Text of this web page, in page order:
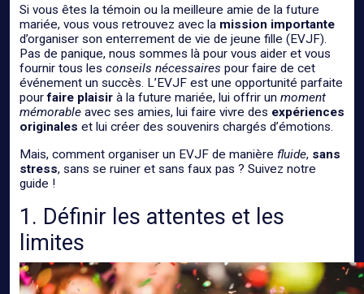
Si vous êtes la témoin ou la meilleure amie de la future
mariée, vous vous retrouvez avec la mission importante
d’organiser son enterrement de vie de jeune fille (EVJF).
Pas de panique, nous sommes là pour vous aider et vous
fournir tous les conseils nécessaires pour faire de cet
événement un succès. L’EVJF est une opportunité parfaite
pourfaire plaisir à la future mariée, lui offrir un moment
mémorable avec ses amies, lui faire vivre des expériences
originales et lui créer des souvenirs chargés d’émotions.
Mais, comment organiser un EVJF de manière fluide, sans
stress, sans se ruiner et sans faux pas ? Suivez notre
guide !
1. Définir les attentes et les
limites